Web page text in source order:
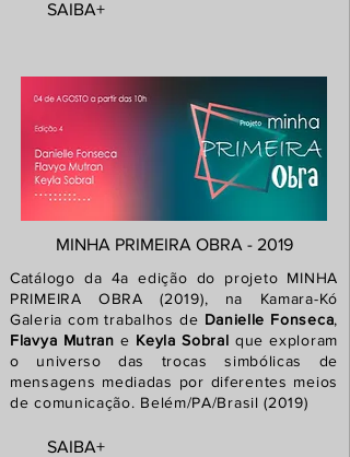
SAIBA+
MINHA PRIMEIRA OBRA - 2019
Catálogo da 4a edição do projeto MINHA
PRIMEIRA OBRA (2019), na Kamara-Kó
Galeria com trabalhos de Danielle Fonseca,
Flavya Mutran e Keyla Sobral que exploram
o universo das trocas simbólicas de
mensagens mediadas por diferentes meios
de comunicação. Belém/PA/Brasil (2019)
SAIBA+